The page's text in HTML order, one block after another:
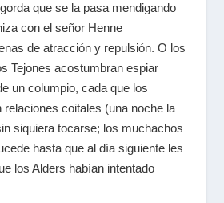
que se la pasa mendigando
con el señor Henne
de atracción y repulsión. O los
Tejones acostumbran espiar
un columpio, cada que los
coitales (una noche la
siquiera tocarse; los muchachos
hasta que al día siguiente les
los Alders habían intentado